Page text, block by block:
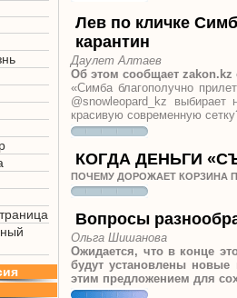
Лев по кличке
карантин
Даулет Алтаев
Об этом сообщает zakon.kz
«Симба благополучно
@snowleopard_kz
красивую современную
КОГДА ДЕНЬГИ
ПОЧЕМУ ДОРОЖАЕТ КОРЗИНА
Вопросы
Ольга Шишанова
Ожидается, что в конце
будут установлены новые
этим предложением для